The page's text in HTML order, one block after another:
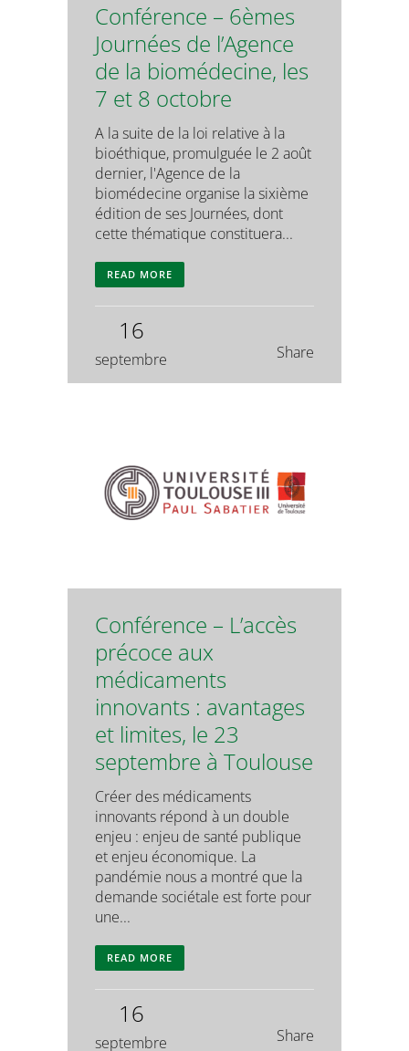
Conférence – 6èmes
Journées de l’Agence
de la biomédecine, les
7 et 8 octobre
A la suite de la loi relative à la
bioéthique, promulguée le 2 août
dernier, l'Agence de la
biomédecine organise la sixième
édition de ses Journées, dont
cette thématique constituera...
READ MORE
16
septembre Share
Conférence – L’accès
précoce aux
médicaments
innovants : avantages
et limites, le 23
septembre à Toulouse
Créer des médicaments
innovants répond à un double
enjeu : enjeu de santé publique
et enjeu économique. La
pandémie nous a montré que la
demande sociétale est forte pour
une...
READ MORE
16
septembre Share